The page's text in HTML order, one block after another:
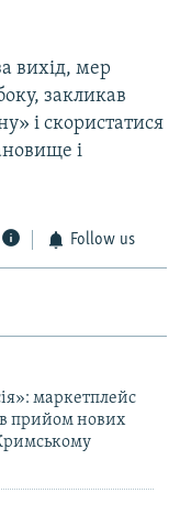
вихід, мер
закликав
і скористатися
і
Follow us
маркетплейс
прийом нових